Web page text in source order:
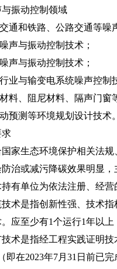
振动控制领域
和铁路、公路交通等噪
与振动控制技术；
与振动控制技术；
与输变电系统噪声控制
、阻尼材料、隔声门窗
测等环境规划设计技术。
生态环境保护相关法规
或减污降碳效果明显，
单位为依法注册、经营
是指创新性强、技术指
应至少有1个运行1年以
是指经工程实践证明技
即在2023年7月31日前已完